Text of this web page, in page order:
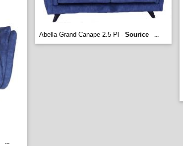
...
Abella Grand Canape 2.5 Pl - Sourice ...